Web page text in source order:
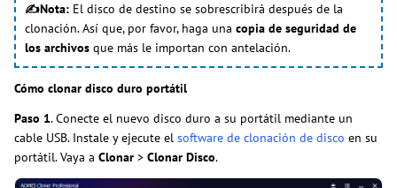
✍Nota: El disco de destino se sobrescribirá después de la
clonación. Así que, por favor, haga una copia de seguridad de
los archivos que más le importan con antelación.
Cómo clonar disco duro portátil
Paso 1. Conecte el nuevo disco duro a su portátil mediante un
cable USB. Instale y ejecute el software de clonación de disco en su
portátil. Vaya a Clonar > Clonar Disco.